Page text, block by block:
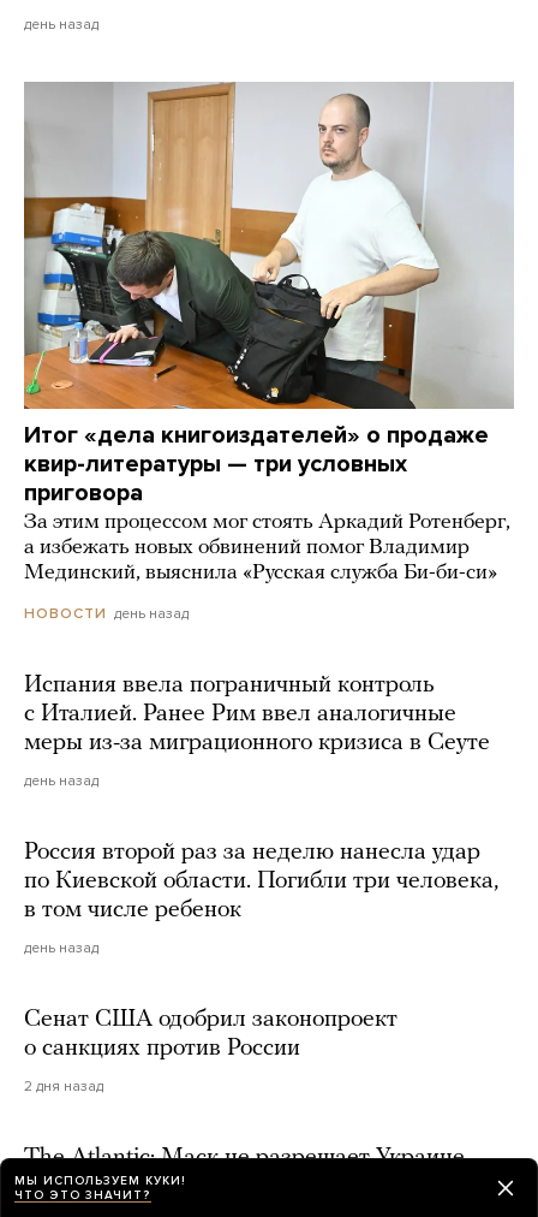
день назад
Итог «дела книгоиздателей» о продаже
квир-литературы — три условных
приговора
За этим процессом мог стоять Аркадий Ротенберг,
а избежать новых обвинений помог Владимир
Мединский, выяснила «Русская служба Би-би-си»
НОВОСТИ день назад
Испания ввела пограничный контроль
с Италией. Ранее Рим ввел аналогичные
меры из-за миграционного кризиса в Сеуте
день назад
Россия второй раз за неделю нанесла удар
по Киевской области. Погибли три человека,
в том числе ребенок
день назад
Сенат США одобрил законопроект
о санкциях против России
2 дня назад
The Atlantic: Маск не разрешает Украине
использовать Starlink для ударов по России.
МЫ ИСПОЛЬЗУЕМ КУКИ!
ЧТО ЭТО ЗНАЧИТ?